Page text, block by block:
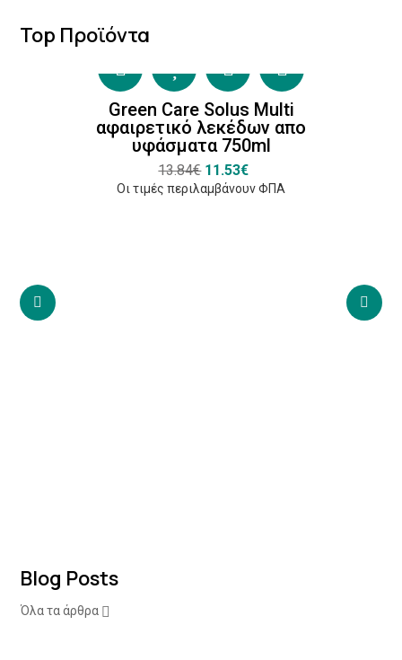
Top Προϊόντα
Green Care Solus Multi
αφαιρετικό λεκέδων απο
υφάσματα 750ml
13.84€ 11.53€
Οι τιμές περιλαμβάνουν ΦΠΑ
Blog Posts
Όλα τα άρθρα